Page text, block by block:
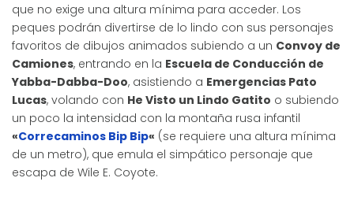
que no exige una altura mínima para acceder. Los
peques podrán divertirse de lo lindo con sus personajes
favoritos de dibujos animados subiendo a un Convoy de
Camiones, entrando en la Escuela de Conducción de
Yabba-Dabba-Doo, asistiendo a Emergencias Pato
Lucas, volando con He Visto un Lindo Gatito o subiendo
un poco la intensidad con la montaña rusa infantil
«Correcaminos Bip Bip« (se requiere una altura mínima
de un metro), que emula el simpático personaje que
escapa de Wile E. Coyote.